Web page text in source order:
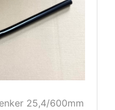
25,4/600mm